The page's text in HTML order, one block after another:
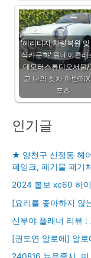
'헤리티지 차량복원 및
식카문화' 원데이클래
대모터스튜디오서울/
고 나의 첫차 아반떼
포츠
인기글
★ 양천구 신정동 헤
폐잉크, 폐기물 폐기
2024 볼보 xc60 하
[요리를 좋아하지 않
신부야 플래너 리뷰
[권도연 알로에] 알